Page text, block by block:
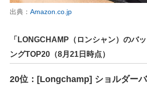
出典： Amazon.co.jp
「LONGCHAMP（ロンシャン）のバ
ングTOP20（8月21日時点）
20位：[Longchamp] ショルダー